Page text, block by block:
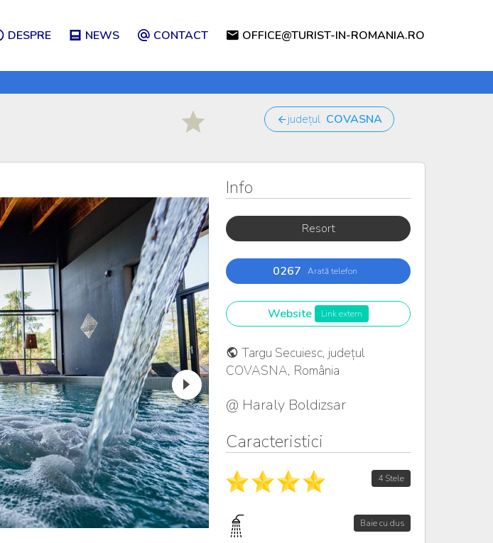
DESPRE NEWS CONTACT OFFICE@TURIST-IN-ROMANIA.RO
județul COVASNA
Info
Resort
0267 Arată telefon
Website Link extern
Targu Secuiesc, județul
COVASNA, România
@ Haraly Boldizsar
Caracteristici
4 Stele
Baie cu dus